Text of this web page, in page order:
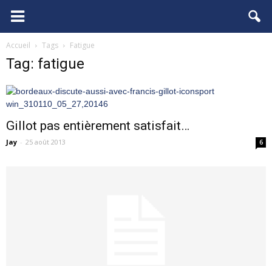
FCGB.net
Accueil Tags Fatigue
Tag: fatigue
Gillot pas entièrement satisfait…
Jay - 25 août 2013 6